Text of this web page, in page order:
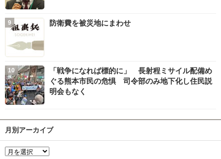
防衛費を被災地にまわせ
「戦争になれば標的に」 長射程ミサイル配備め
ぐる熊本市民の危惧 司令部のみ地下化し住民説
明会もなく
月別アーカイブ